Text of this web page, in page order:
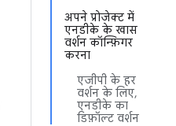
अपने प्रोजेक्ट में
एनडीके के खास
वर्शन कॉन्फ़िगर
करना
एजीपी के हर
वर्शन के लिए,
एनडीके का
डिफ़ॉल्ट वर्शन